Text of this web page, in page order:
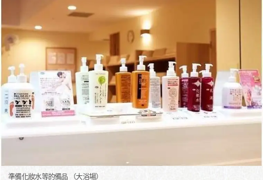
準備化妝水等的備品 （大浴場）